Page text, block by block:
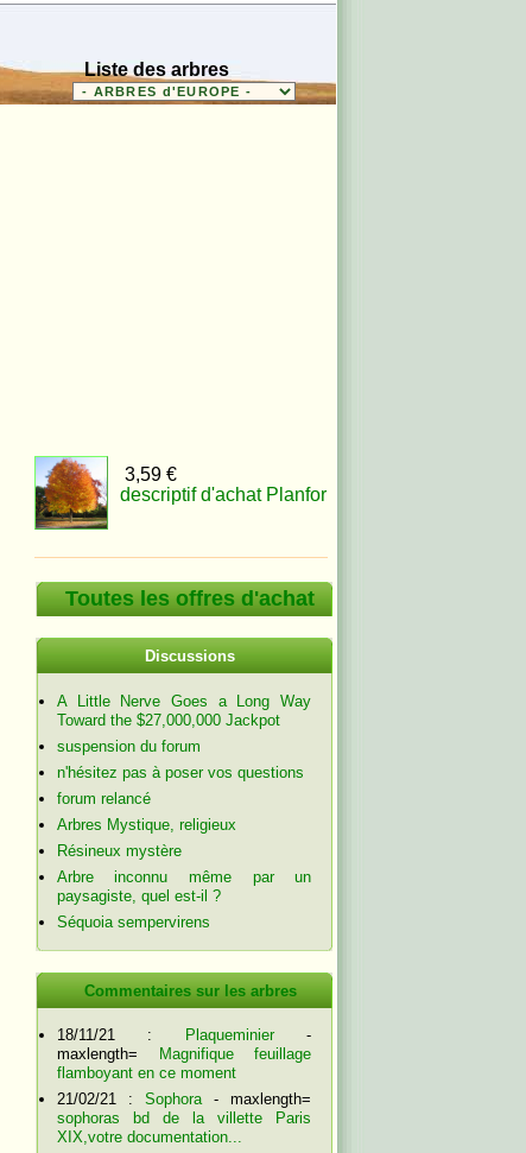
Liste des arbres
3,59 €
descriptif d'achat Planfor
Toutes les offres d'achat
Discussions
A Little Nerve Goes a Long Way
Toward the $27,000,000 Jackpot
suspension du forum
n'hésitez pas à poser vos questions
forum relancé
Arbres Mystique, religieux
Résineux mystère
Arbre inconnu même par un
paysagiste, quel est-il ?
Séquoia sempervirens
Commentaires sur les arbres
18/11/21 : Plaqueminier-
maxlength=
Magnifique feuillage
flamboyant en ce moment
21/02/21 : Sophora- maxlength=
sophoras bd de la villette Paris
XIX,votre documentation...